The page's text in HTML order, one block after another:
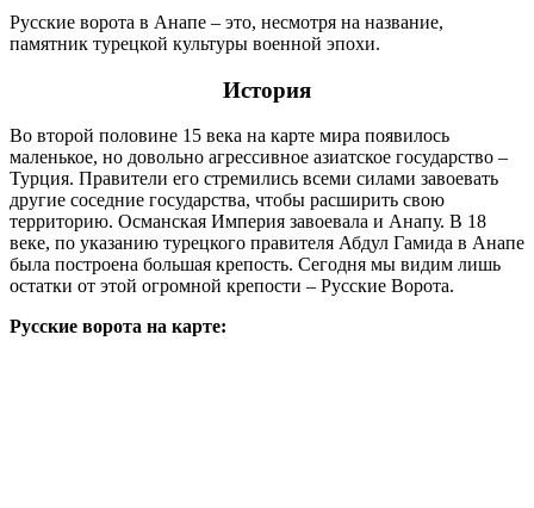
Русские ворота в Анапе – это, несмотря на название,
памятник турецкой культуры военной эпохи.
История
Во второй половине 15 века на карте мира появилось
маленькое, но довольно агрессивное азиатское государство –
Турция. Правители его стремились всеми силами завоевать
другие соседние государства, чтобы расширить свою
территорию. Османская Империя завоевала и Анапу. В 18
веке, по указанию турецкого правителя Абдул Гамида в Анапе
была построена большая крепость. Сегодня мы видим лишь
остатки от этой огромной крепости – Русские Ворота.
Русские ворота на карте: